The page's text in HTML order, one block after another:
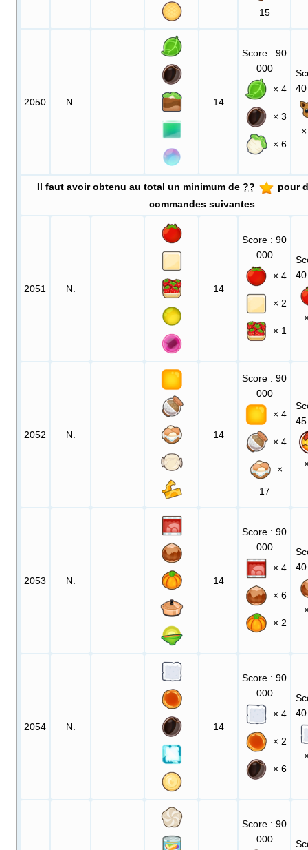
15
2050 N. 14
Score : 90
000
× 4
× 3
× 6
Il faut avoir obtenu au total un minimum de ??
pour
commandes suivantes
2051 N. 14
Score : 90
000
× 4
× 2
× 1
2052 N. 14
Score : 90
000
× 4
× 4
×
17
2053 N. 14
Score : 90
000
× 4
× 6
× 2
2054 N. 14
Score : 90
000
× 4
× 2
× 6
Score : 90
000